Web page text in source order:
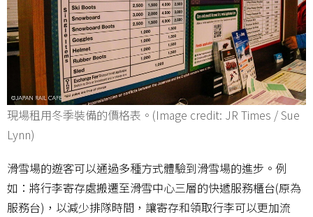
現場租用冬季裝備的價格表。(Image credit: JR Times / Sue
Lynn)
滑雪場的遊客可以通過多種方式體驗到滑雪場的進步。例
如：將行李寄存處搬遷至滑雪中心三層的快遞服務櫃台(原為
服務台)，以減少排隊時間，讓寄存和領取行李可以更加流